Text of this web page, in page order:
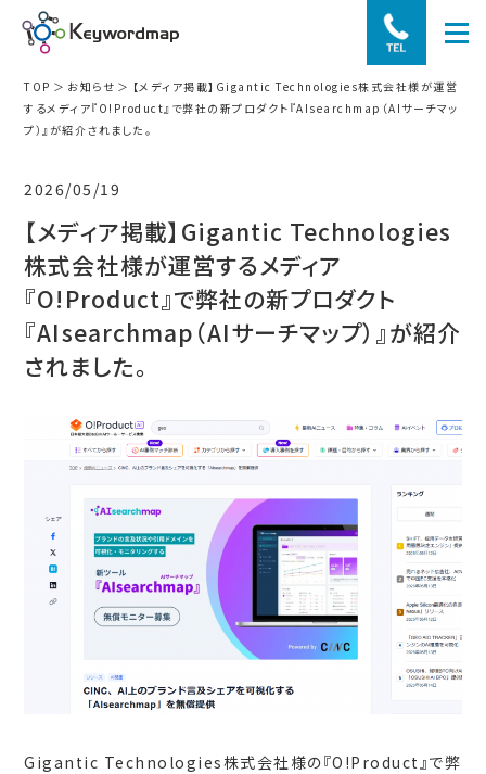
TOP お知らせ
【メディア掲載】Gigantic Technologies株式会社様が運営
するメディア『O!Product』で弊社の新プロダクト『AIsearchmap（AIサーチマッ
プ）』が紹介されました。
2026/05/19
【メディア掲載】Gigantic Technologies
株式会社様が運営するメディア
『O!Product』で弊社の新プロダクト
『AIsearchmap（AIサーチマップ）』が紹介
されました。
Gigantic Technologies株式会社様の『O!Product』で弊